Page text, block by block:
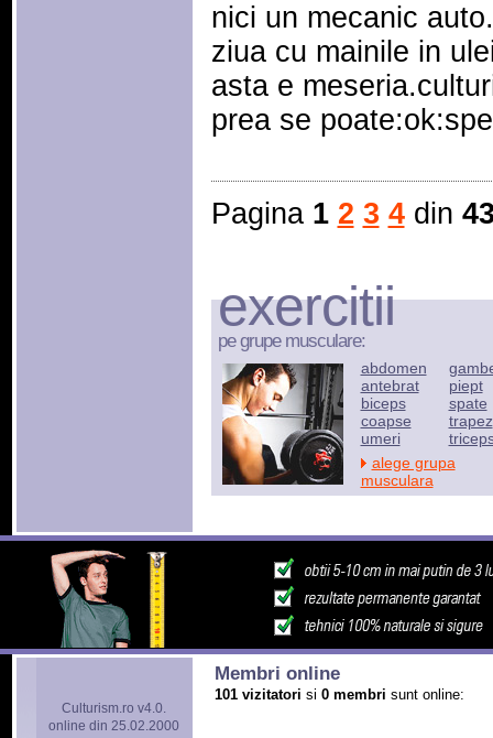
nici un mecanic
ziua cu mainile in
asta e
prea se
Pagina 1 2 3 4din
exercitii
pe grupe musculare:
abdomen
antebrat
biceps
coapse
umeri
piept
spate
trapez
alege grupa
musculara
Culturism.ro v4.0.
online din 25.02.2000
Membri online
101 vizitatori si 0 membri sunt online: